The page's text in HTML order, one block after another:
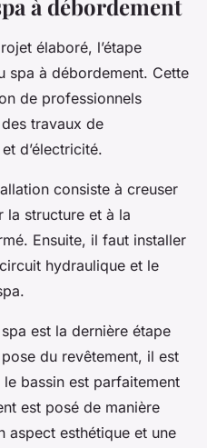
à débordement
élaboré, l’étape
spa à débordement. Cette
de professionnels
travaux de
d’électricité.
consiste à creuser
la structure et à la
Ensuite, il faut installer
hydraulique et le
est la dernière étape
du revêtement, il est
le bassin est parfaitement
est posé de manière
aspect esthétique et une